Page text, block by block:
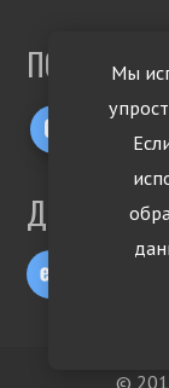
Мы
ДРУГИЕ
©